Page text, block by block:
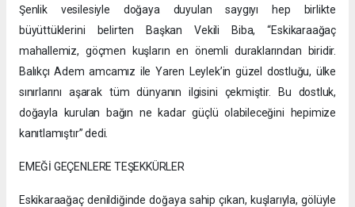
Şenlik vesilesiyle doğaya duyulan saygıyı hep birlikte
büyüttüklerini belirten Başkan Vekili Biba, “Eskikaraağaç
mahallemiz, göçmen kuşların en önemli duraklarından biridir.
Balıkçı Adem amcamız ile Yaren Leylek’in güzel dostluğu, ülke
sınırlarını aşarak tüm dünyanın ilgisini çekmiştir. Bu dostluk,
doğayla kurulan bağın ne kadar güçlü olabileceğini hepimize
kanıtlamıştır” dedi.
EMEĞİ GEÇENLERE TEŞEKKÜRLER
Eskikaraağaç denildiğinde doğaya sahip çıkan, kuşlarıyla, gölüyle